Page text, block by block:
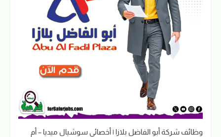
وظائف شركة أبو الفاضل بلازا | أخصائي سوشيال ميديا – أم